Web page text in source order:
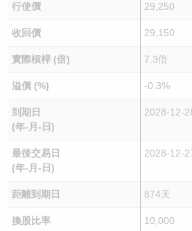
行使價 29,250
收回價 29,150
實際槓桿 (倍) 7.3倍
溢價 (%) -0.3%
到期日
(年-月-日)
2028-12-
最後交易日
(年-月-日)
2028-12-
距離到期日 874天
換股比率 10,000